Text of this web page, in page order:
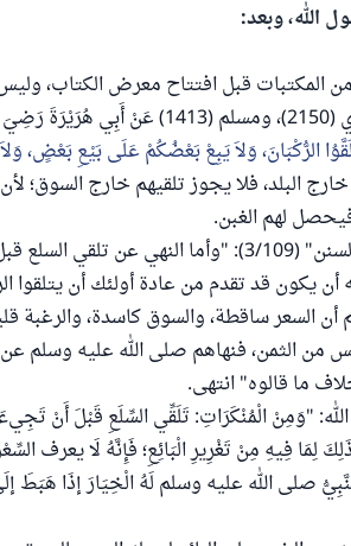
الله، وبعد:
المكتبات قبل افتتاح معرض الكتاب،
الركبان المنهي عنه فيما روى البخاري (2150)،
الرُّكْبَانَ، وَلاَ يَبِعْ بَعْضُكُمْ عَلَى بَيْعِ بَعْضٍ،
البلد، فلا يجوز تلقيهم خارج السوق؛
لهم الغبن.
قال الخطابي رحمه الله في "معالم السنن" (3/109): "وأما
يكون قد تقدم من عادة أولئك أن يتلقوا
أن السعر ساقطة، والسوق كاسدة، والرغبة
من الثمن، فنهاهم صلى الله عليه وسلم
ما قالوه" انتهى.
"وَمِنْ الْمُنْكَرَاتِ: تَلَقِّي السِّلَعِ قَبْلَ أَنْ
لِمَا فِيهِ مِنْ تَغْرِيرِ الْبَائِعِ؛ فَإِنَّهُ لَا يعرف
صلى الله عليه وسلم لَهُ الْخِيَارَ إذَا هَبَطَ